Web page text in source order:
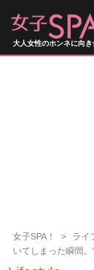
大人女性のホンネに向き
女子SPA！ ライ
いてしまった瞬間。